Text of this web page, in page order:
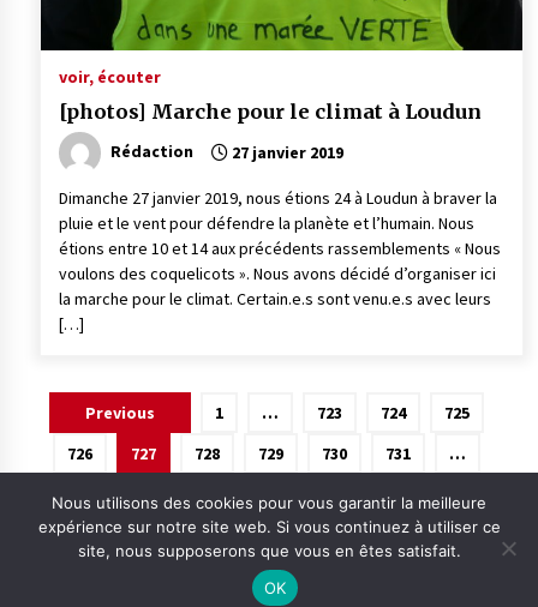
voir, écouter
[photos] Marche pour le climat à Loudun
Rédaction 27 janvier 2019
Dimanche 27 janvier 2019, nous étions 24 à Loudun à braver la
pluie et le vent pour défendre la planète et l’humain. Nous
étions entre 10 et 14 aux précédents rassemblements « Nous
voulons des coquelicots ». Nous avons décidé d’organiser ici
la marche pour le climat. Certain.e.s sont venu.e.s avec leurs
[…]
Pagination
des
Previous 1 … 723 724
725
726
727 728 729 730 731
…
Qui sommes-nous ? Informations légales
Nous utilisons des cookies pour vous garantir la meilleure
expérience sur notre site web. Si vous continuez à utiliser ce
site, nous supposerons que vous en êtes satisfait.
OK